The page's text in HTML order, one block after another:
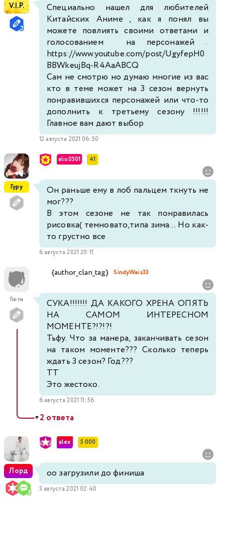
V.I.P.
Специально нашел для любителей
Китайских Аниме , как я понял вы
можете повлиять своими ответами и
голосованием на персонажей .
https://www.youtube.com/post/UgyfepH0
BBWkeujBq-R4AaABCQ
Сам не смотрю но думаю многие из вас
кто в теме может на 3 сезон вернуть
понравившихся персонажей или что-то
дополнить к третьему сезону !!!!!!
Главное вам дают выбор
12 августа 2021 06:50
Гуру
alis0501 41
Он раньше ему в лоб пальцем ткнуть не
мог???
В этом сезоне не так понравилась
рисовка( темновато,типа зима... Но как-
то грустно все
6 августа 2021 20:11
Гости
{author_clan_tag} SindyWais33
СУКА!!!!!!! ДА КАКОГО ХРЕНА ОПЯТЬ
НА САМОМ ИНТЕРЕСНОМ
МОМЕНТЕ?!?!?!
Тьфу. Что за манера, заканчивать сезон
на таком моменте??? Сколько теперь
ждать 3 сезон? Год???
ТТ
Это жестоко.
6 августа 2021 11:56
▼2 ответа
Лорд
alex 5 000
оо загрузили до финиша
3 августа 2021 02:40